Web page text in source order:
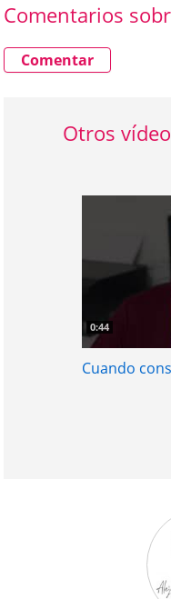
Comentarios
Comentar
Otros
0:44
Cuando